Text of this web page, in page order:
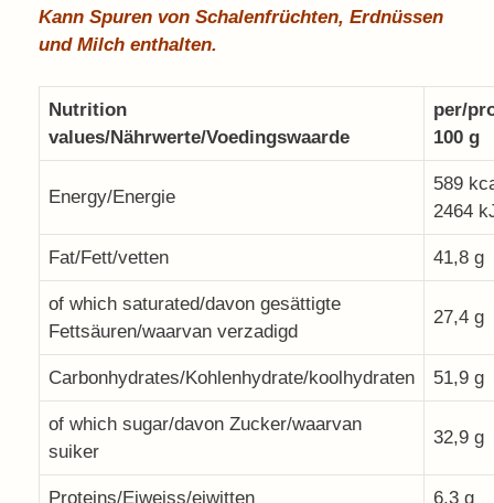
Kann Spuren von Schalenfrüchten, Erdnüssen
und Milch enthalten.
Nutrition
values/Nährwerte/Voedingswaarde
per/
100 g
Energy/Energie
589
2464
Fat/Fett/vetten 41,8 g
of which saturated/davon gesättigte
Fettsäuren/waarvan verzadigd
27,4 g
Carbonhydrates/Kohlenhydrate/koolhydraten 51,9 g
of which sugar/davon Zucker/waarvan
suiker
32,9 g
Proteins/Eiweiss/eiwitten 6,3 g